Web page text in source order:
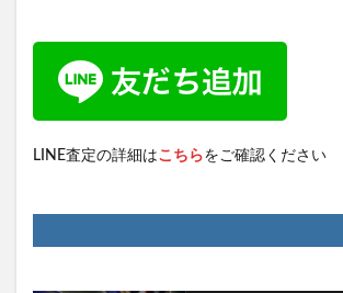
LINE査定の詳細はこちらをご確認ください